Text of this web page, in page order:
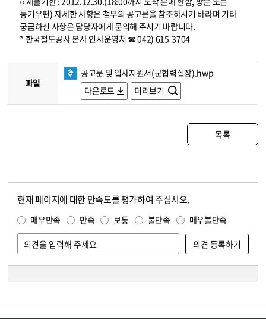
등기우편) 자세한 사항은 첨부의 공고문을 참조하시기 바라며 기타
궁금하신 사항은 담당자에게 문의해 주시기 바랍니다.
* 한국철도공사 본사 인사운영처 ☎ 042) 615-3704
파일
공고문 및 입사지원서(군협력실장).hwp
다운로드
미리보기
목록
현재 페이지에 대한 만족도를 평가하여 주십시오.
매우만족 만족 보통 불만족 매우불만족